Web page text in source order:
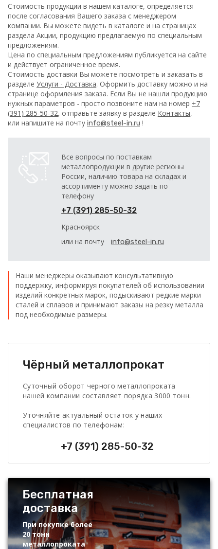
Стоимость продукции в нашем каталоге, определяется
после согласования Вашего заказа с менеджером
компании. Вы можете видеть в каталоге и на страницах
раздела Акции, продукцию предлагаемую по специальным
предложениям.
Цена по специальным предложениям публикуется на сайте
и действует ограниченное время.
Стоимость доставки Вы можете посмотреть и заказать в
разделе Услуги - Доставка. Оформить доставку можно и на
странице оформления заказа. Если Вы не нашли продукцию
нужных параметров - просто позвоните нам на номер +7
(391) 285-50-32, отправьте заявку в разделе Контакты,
или напишите на почту info@steel-in.ru !
Все вопросы по поставкам
металлопродукции в другие регионы
России, наличию товара на складах и
ассортименту можно задать по
телефону
+7 (391) 285-50-32
Красноярск
или на почту
info@steel-in.ru
Наши менеджеры оказывают консультативную
поддержку, информируя покупателей об использовании
изделий конкретных марок, подыскивают редкие марки
сталей и сплавов и принимают заказы на резку металла
под необходимые размеры.
Чёрный металлопрокат
Суточный оборот черного металлопроката
нашей компании составляет порядка 3000 тонн.
Уточняйте актуальный остаток у наших
специалистов по телефонам:
+7 (391) 285-50-32
Бесплатная
доставка
При покупке более
20 тонн
металлопроката